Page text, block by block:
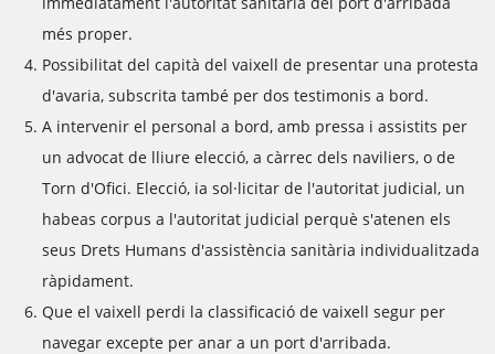
més proper.
Possibilitat del capità del vaixell de presentar una protesta
d'avaria, subscrita també per dos testimonis a bord.
A intervenir el personal a bord, amb pressa i assistits per
un advocat de lliure elecció, a càrrec dels naviliers, o de
Torn d'Ofici. Elecció, ia sol·licitar de l'autoritat judicial, un
habeas corpus a l'autoritat judicial perquè s'atenen els
seus Drets Humans d'assistència sanitària individualitzada
ràpidament.
Que el vaixell perdi la classificació de vaixell segur per
navegar excepte per anar a un port d'arribada.